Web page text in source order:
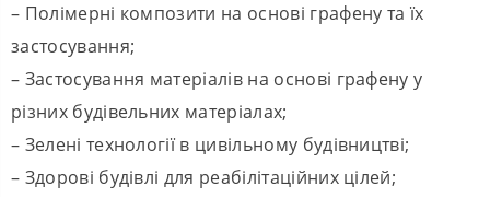
– Полімерні композити на основі графену та їх
застосування;
– Застосування матеріалів на основі графену у
різних будівельних матеріалах;
– Зелені технології в цивільному будівництві;
– Здорові будівлі для реабілітаційних цілей;